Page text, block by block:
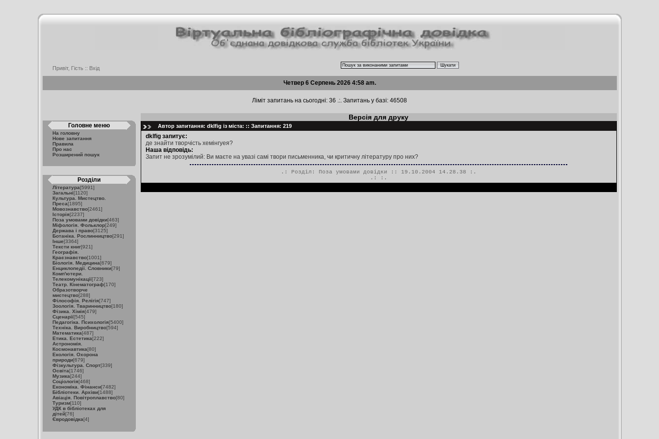
Привіт, Гість :: Вхід
Четвер 6 Серпень 2026 4:58 am.
Ліміт запитань на сьогодні: 36 .:. Запитань у базі: 46508
Головне меню
На головну
Нове запитання
Правила
Про нас
Розширений пошук
Розділи
Література[5991]
Загальні[1120]
Культура. Мистецтво.
Преса[1895]
Мовознавство[2461]
Історія[2237]
Поза умовами довідки[463]
Міфологія. Фольклор[249]
Держава і право[3125]
Ботаніка. Рослинництво[291]
Інше[3364]
Тексти книг[921]
Географія.
Краєзнавство[1001]
Біологія. Медицина[679]
Енциклопедії. Словники[79]
Комп'ютери.
Телекомунікації[723]
Театр. Кінематограф[170]
Образотворче
мистецтво[288]
Філософія. Релігія[747]
Зоологія. Тваринництво[180]
Фізика. Хімія[479]
Сценарії[545]
Педагогіка. Психологія[5400]
Техніка. Виробництво[594]
Математика[487]
Етика. Естетика[222]
Астрономія.
Космонавтика[80]
Екологія. Охорона
природи[679]
Фізкультура. Спорт[339]
Освіта[1746]
Музика[244]
Соціологія[468]
Економіка. Фінанси[7482]
Бібліотеки. Архіви[1488]
Авіація. Повітроплавство[80]
Туризм[110]
УДК в бібліотеках для
дітей[76]
Євродовідка[4]
Версія для друку
Автор запитання: dklfig із міста: :: Запитання: 219
dklfig запитує:
де знайти творчість хемінгуея?
Наша відповідь:
Запит не зрозумілий: Ви маєте на увазі самі твори письменника, чи критичну літературу про них?
.: Розділ: Поза умовами довідки :: 19.10.2004 14.28.38 :.
.:
:.